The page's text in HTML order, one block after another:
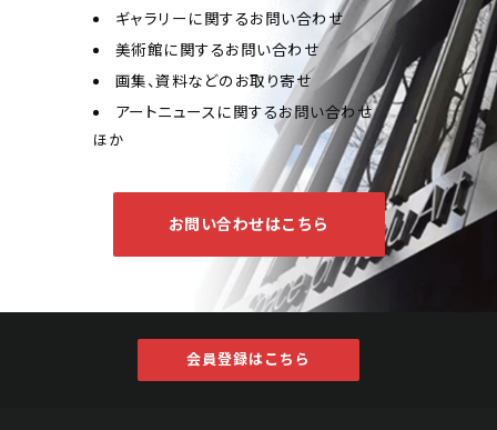
2023/08/30
JPY 10,000 - 30,000
ギャラリーに関するお問い合わせ
美術館に関するお問い合わせ
画集、資料などのお取り寄せ
アートニュースに関するお問い合わせ
ほか
お問い合わせはこちら
会員登録はこちら